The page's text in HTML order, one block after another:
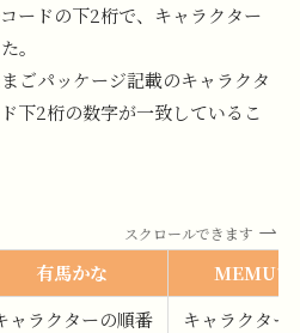
ードの下2桁で、キャラクター
。
ごパッケージ記載のキャラクタ
下2桁の数字が一致しているこ
スクロールできます
有馬かな
MEMUち
ャラクターの順番
キャラクター